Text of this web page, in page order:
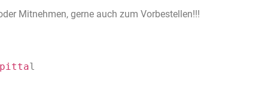
Mitnehmen, gerne auch zum Vorbestellen!!!
l